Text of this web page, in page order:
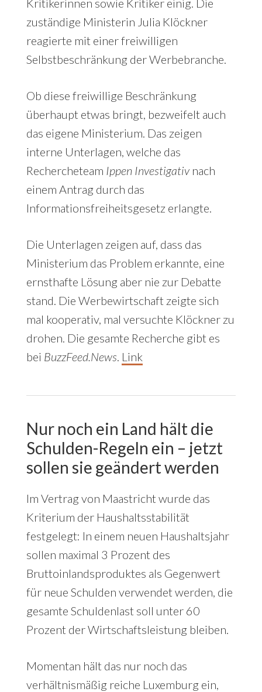
zuständige Ministerin Julia Klöckner
reagierte mit einer freiwilligen
Selbstbeschränkung der Werbebranche.
Ob diese freiwillige Beschränkung
überhaupt etwas bringt, bezweifelt auch
das eigene Ministerium. Das zeigen
interne Unterlagen, welche das
Rechercheteam Ippen Investigativnach
einem Antrag durch das
Informationsfreiheitsgesetz erlangte.
Die Unterlagen zeigen auf, dass das
Ministerium das Problem erkannte, eine
ernsthafte Lösung aber nie zur Debatte
stand. Die Werbewirtschaft zeigte sich
mal kooperativ, mal versuchte Klöckner zu
drohen. Die gesamte Recherche gibt es
bei BuzzFeed.News Link
Nur noch ein Land hält die
Schulden-Regeln ein – jetzt
sollen sie geändert werden
Im Vertrag von Maastricht wurde das
Kriterium der Haushaltsstabilität
festgelegt: In einem neuen Haushaltsjahr
sollen maximal 3 Prozent des
Bruttoinlandsproduktes als Gegenwert
für neue Schulden verwendet werden, die
gesamte Schuldenlast soll unter 60
Prozent der Wirtschaftsleistung bleiben.
Momentan hält das nur noch das
verhältnismäßig reiche Luxemburg ein,